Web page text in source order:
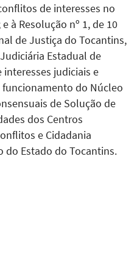
de interesses no
à Resolução nº 1, de 10
de Justiça do Tocantins,
Estadual de
judiciais e
do Núcleo
de Solução de
dos Centros
e Cidadania
do Estado do Tocantins.